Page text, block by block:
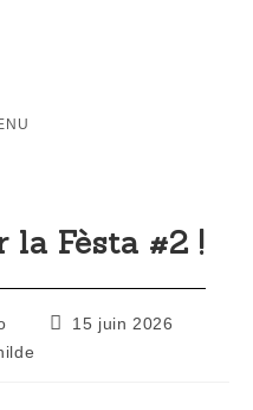
la Fèsta #2 !
15 juin 2026